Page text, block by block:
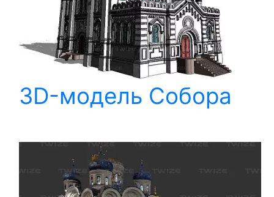
3D-модель Собора